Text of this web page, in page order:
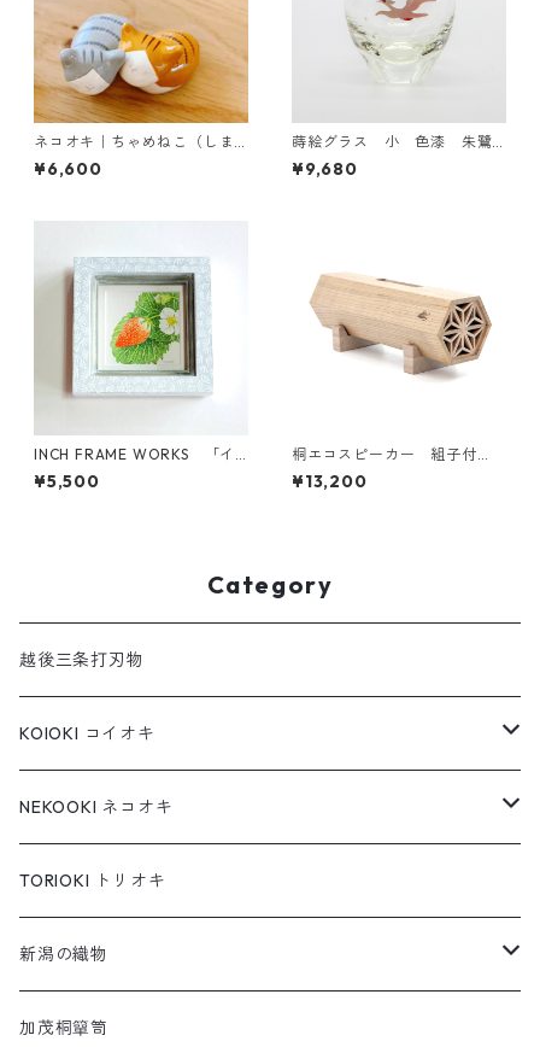
ネコオキ｜ちゃめねこ（しま
しま ペア）【受注生産・予約
受付中】
¥6,600
蒔絵グラス 小 色漆 朱鷺
（とき）
¥9,680
INCH FRAME WORKS 「イ
チゴ」hand writing frame
【現品限り】
¥5,500
桐エコスピーカー 組子付
き 木地
¥13,200
Category
越後三条打刃物
KOIOKI コイオキ
コイオキ in 特製桐箱
コイオキ in 小千谷縮
NEKOOKI ネコオキ
もちねこ
ちゃめねこ
ねんねこ
TORIOKI トリオキ
新潟の織物
羽越しな布
加茂桐簞笥